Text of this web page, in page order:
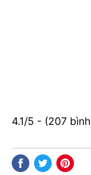
4.1/5 - (207